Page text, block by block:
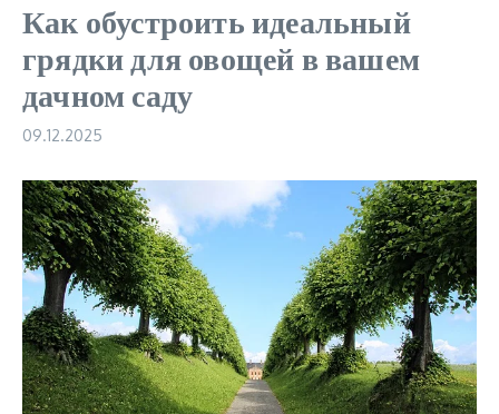
Как обустроить идеальный
грядки для овощей в вашем
дачном саду
09.12.2025